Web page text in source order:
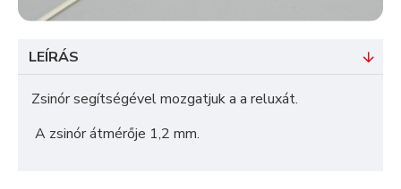
LEÍRÁS
Zsinór segítségével mozgatjuk a a reluxát.
A zsinór átmérője 1,2 mm.